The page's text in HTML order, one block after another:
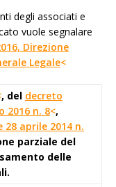
degli associati e
vuole segnalare
Direzione
Legale<
, del decreto
2016 n. 8<,
28 aprile 2014 n.
parziale del
delle